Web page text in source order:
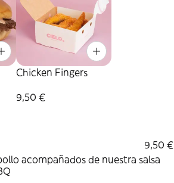
Chicken Fingers
9,50 €
9,50 €
acompañados de nuestra salsa